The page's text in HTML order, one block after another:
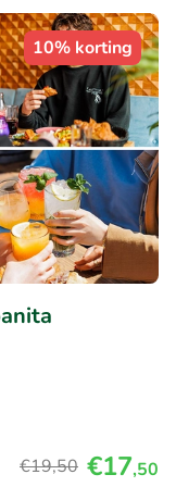
10% korting
€19,50 €17,50